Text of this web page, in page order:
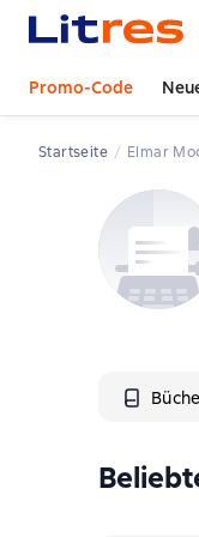
Promo-Code
Startseite Elmar
Слайдер с